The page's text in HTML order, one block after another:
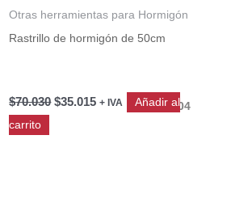
Otras herramientas para Hormigón
Rastrillo de hormigón de 50cm
TZY004
$70.030 $35.015 + IVA
Añadir al
carrito